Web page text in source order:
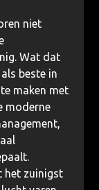
niet
Wat dat
beste in
maken met
moderne
het zuinigst